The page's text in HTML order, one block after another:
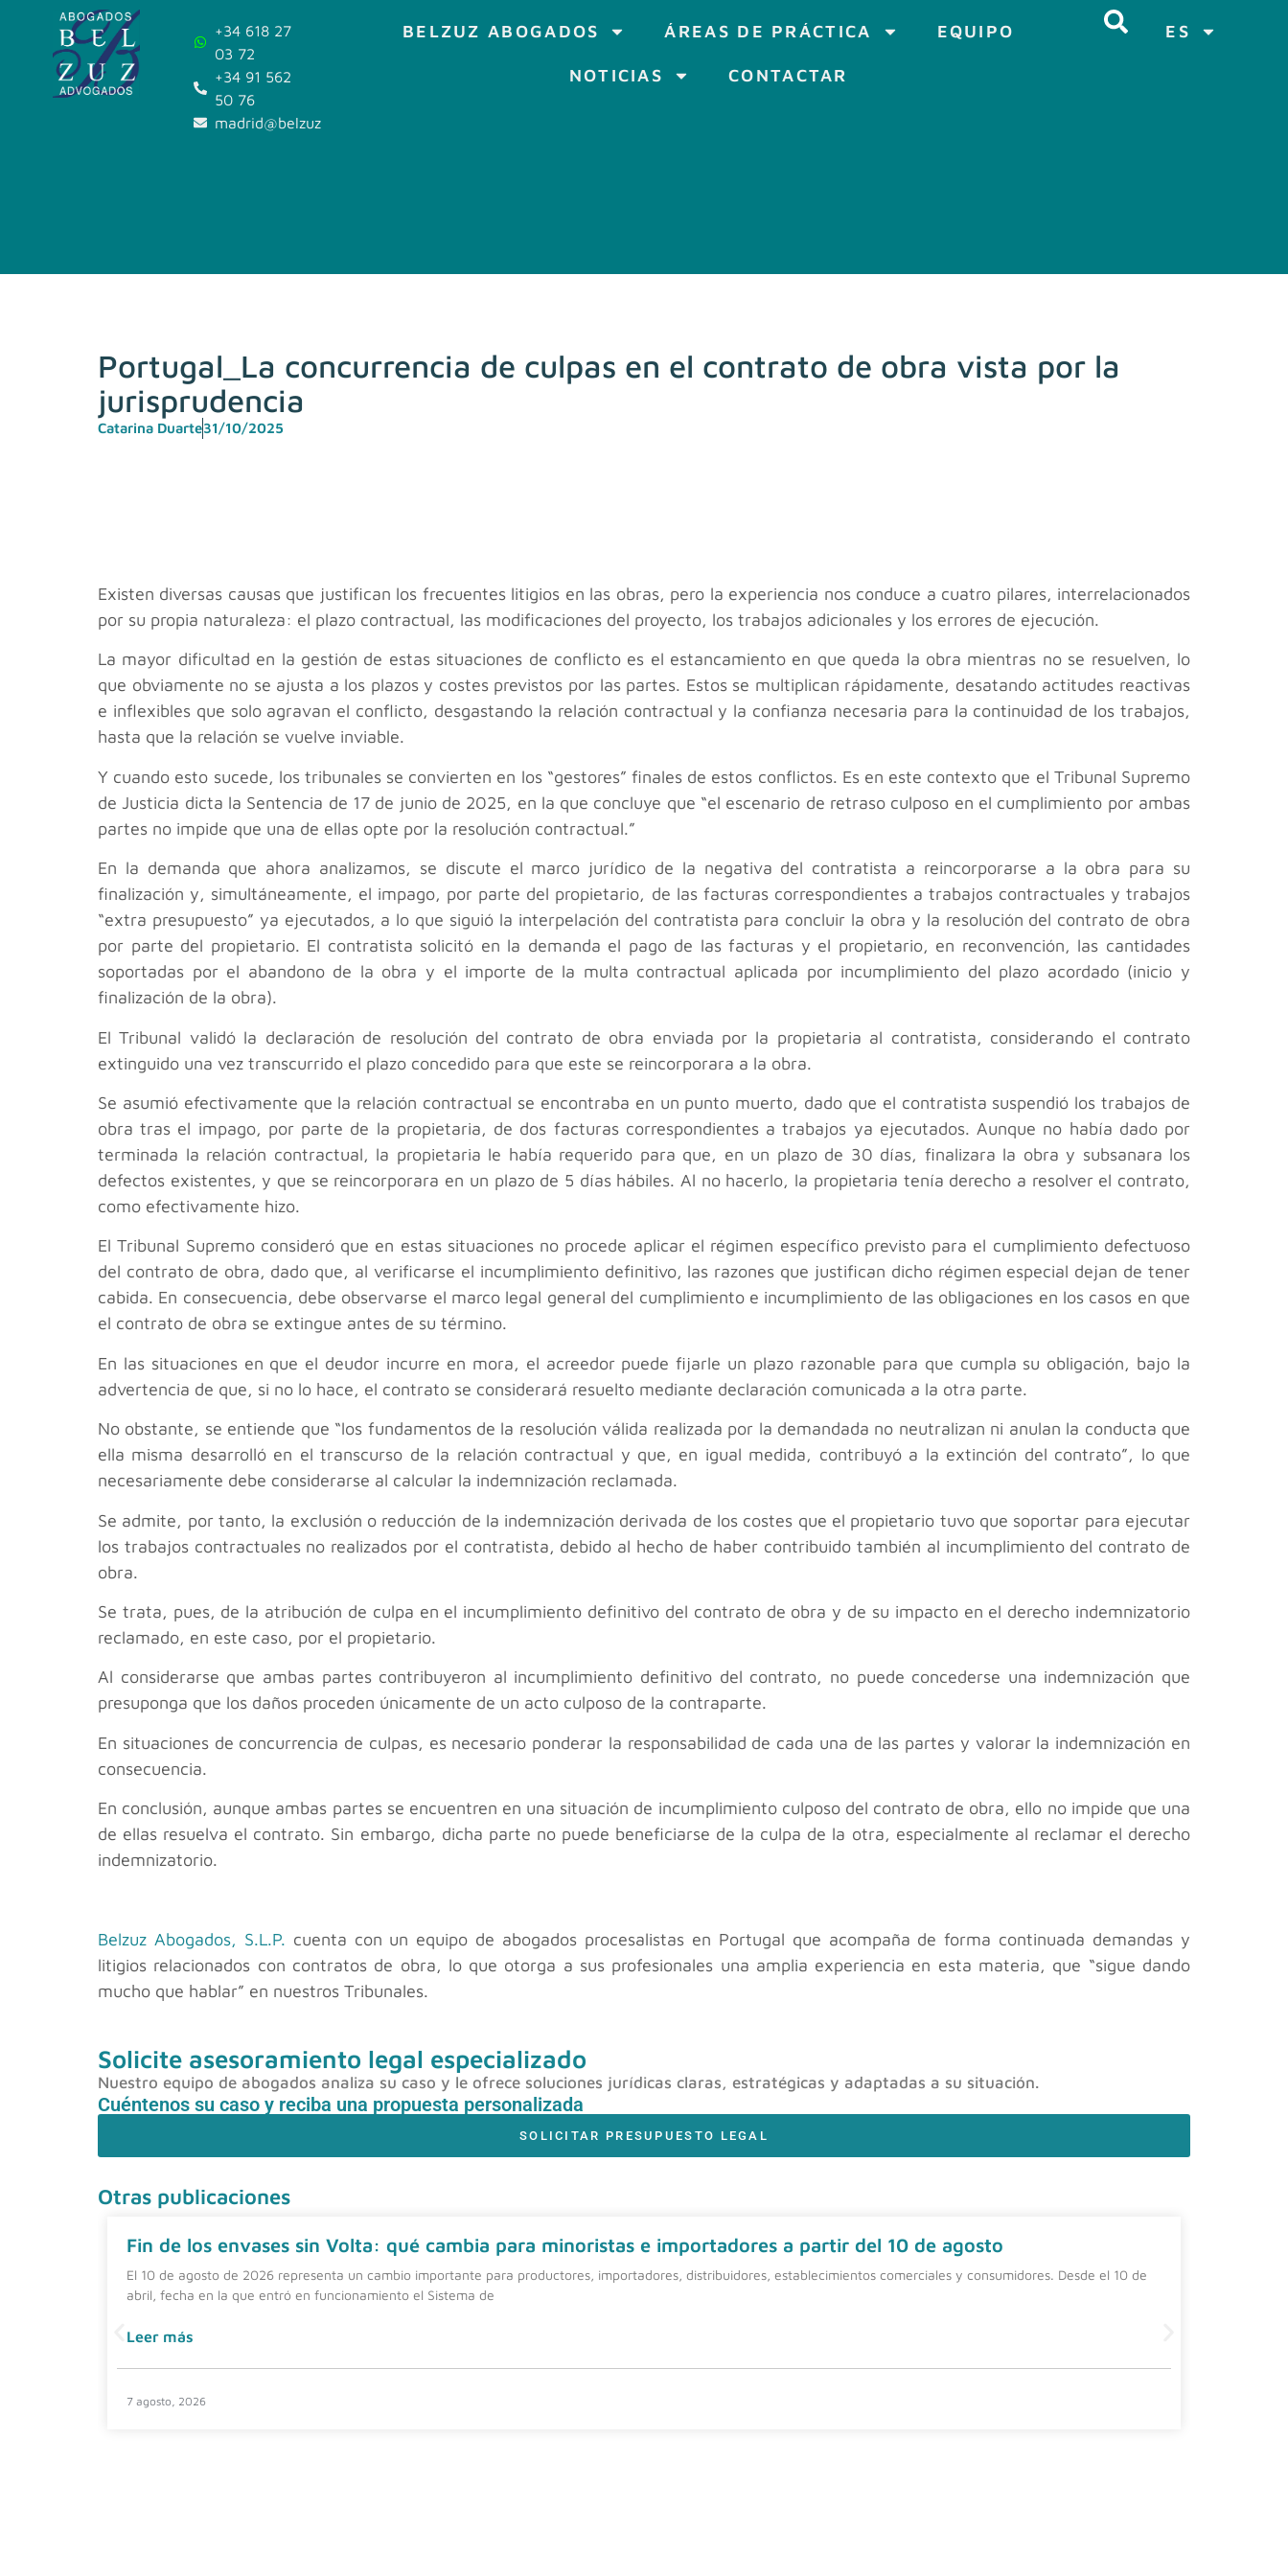
+34 618 27
03 72
+34 91 562
50 76
madrid@belzuz.com
BELZUZ ABOGADOS ÁREAS DE PRÁCTICA EQUIPO
NOTICIAS CONTACTAR
ES
Portugal_La concurrencia de culpas en el contrato de obra vista por la
jurisprudencia
Catarina Duarte31/10/2025
Existen diversas causas que justifican los frecuentes litigios en las obras, pero la experiencia nos conduce a cuatro pilares, interrelacionados
por su propia naturaleza: el plazo contractual, las modificaciones del proyecto, los trabajos adicionales y los errores de ejecución.
La mayor dificultad en la gestión de estas situaciones de conflicto es el estancamiento en que queda la obra mientras no se resuelven, lo
que obviamente no se ajusta a los plazos y costes previstos por las partes. Estos se multiplican rápidamente, desatando actitudes reactivas
e inflexibles que solo agravan el conflicto, desgastando la relación contractual y la confianza necesaria para la continuidad de los trabajos,
hasta que la relación se vuelve inviable.
Y cuando esto sucede, los tribunales se convierten en los “gestores” finales de estos conflictos. Es en este contexto que el Tribunal Supremo
de Justicia dicta la Sentencia de 17 de junio de 2025, en la que concluye que “el escenario de retraso culposo en el cumplimiento por ambas
partes no impide que una de ellas opte por la resolución contractual.”
En la demanda que ahora analizamos, se discute el marco jurídico de la negativa del contratista a reincorporarse a la obra para su
finalización y, simultáneamente, el impago, por parte del propietario, de las facturas correspondientes a trabajos contractuales y trabajos
“extra presupuesto” ya ejecutados, a lo que siguió la interpelación del contratista para concluir la obra y la resolución del contrato de obra
por parte del propietario. El contratista solicitó en la demanda el pago de las facturas y el propietario, en reconvención, las cantidades
soportadas por el abandono de la obra y el importe de la multa contractual aplicada por incumplimiento del plazo acordado (inicio y
finalización de la obra).
El Tribunal validó la declaración de resolución del contrato de obra enviada por la propietaria al contratista, considerando el contrato
extinguido una vez transcurrido el plazo concedido para que este se reincorporara a la obra.
Se asumió efectivamente que la relación contractual se encontraba en un punto muerto, dado que el contratista suspendió los trabajos de
obra tras el impago, por parte de la propietaria, de dos facturas correspondientes a trabajos ya ejecutados. Aunque no había dado por
terminada la relación contractual, la propietaria le había requerido para que, en un plazo de 30 días, finalizara la obra y subsanara los
defectos existentes, y que se reincorporara en un plazo de 5 días hábiles. Al no hacerlo, la propietaria tenía derecho a resolver el contrato,
como efectivamente hizo.
El Tribunal Supremo consideró que en estas situaciones no procede aplicar el régimen específico previsto para el cumplimiento defectuoso
del contrato de obra, dado que, al verificarse el incumplimiento definitivo, las razones que justifican dicho régimen especial dejan de tener
cabida. En consecuencia, debe observarse el marco legal general del cumplimiento e incumplimiento de las obligaciones en los casos en que
el contrato de obra se extingue antes de su término.
En las situaciones en que el deudor incurre en mora, el acreedor puede fijarle un plazo razonable para que cumpla su obligación, bajo la
advertencia de que, si no lo hace, el contrato se considerará resuelto mediante declaración comunicada a la otra parte.
No obstante, se entiende que “los fundamentos de la resolución válida realizada por la demandada no neutralizan ni anulan la conducta que
ella misma desarrolló en el transcurso de la relación contractual y que, en igual medida, contribuyó a la extinción del contrato”, lo que
necesariamente debe considerarse al calcular la indemnización reclamada.
Se admite, por tanto, la exclusión o reducción de la indemnización derivada de los costes que el propietario tuvo que soportar para ejecutar
los trabajos contractuales no realizados por el contratista, debido al hecho de haber contribuido también al incumplimiento del contrato de
obra.
Se trata, pues, de la atribución de culpa en el incumplimiento definitivo del contrato de obra y de su impacto en el derecho indemnizatorio
reclamado, en este caso, por el propietario.
Al considerarse que ambas partes contribuyeron al incumplimiento definitivo del contrato, no puede concederse una indemnización que
presuponga que los daños proceden únicamente de un acto culposo de la contraparte.
En situaciones de concurrencia de culpas, es necesario ponderar la responsabilidad de cada una de las partes y valorar la indemnización en
consecuencia.
En conclusión, aunque ambas partes se encuentren en una situación de incumplimiento culposo del contrato de obra, ello no impide que una
de ellas resuelva el contrato. Sin embargo, dicha parte no puede beneficiarse de la culpa de la otra, especialmente al reclamar el derecho
indemnizatorio.
Belzuz Abogados, S.L.P. cuenta con un equipo de abogados procesalistas en Portugal que acompaña de forma continuada demandas y
litigios relacionados con contratos de obra, lo que otorga a sus profesionales una amplia experiencia en esta materia, que “sigue dando
mucho que hablar” en nuestros Tribunales.
Solicite asesoramiento legal especializado
Nuestro equipo de abogados analiza su caso y le ofrece soluciones jurídicas claras, estratégicas y adaptadas a su situación.
Cuéntenos su caso y reciba una propuesta personalizada
SOLICITAR PRESUPUESTO LEGAL
Otras publicaciones
Fin de los envases sin Volta: qué cambia para minoristas e importadores a partir del 10 de agosto
El 10 de agosto de 2026 representa un cambio importante para productores, importadores, distribuidores, establecimientos comerciales y consumidores. Desde el 10 de
abril, fecha en la que entró en funcionamiento el Sistema de
Leer más
7 agosto, 2026